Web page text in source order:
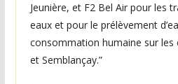
Jeunière, et F2 Bel Air pour les
eaux et pour le prélèvement
consommation humaine sur les
et Semblançay.”